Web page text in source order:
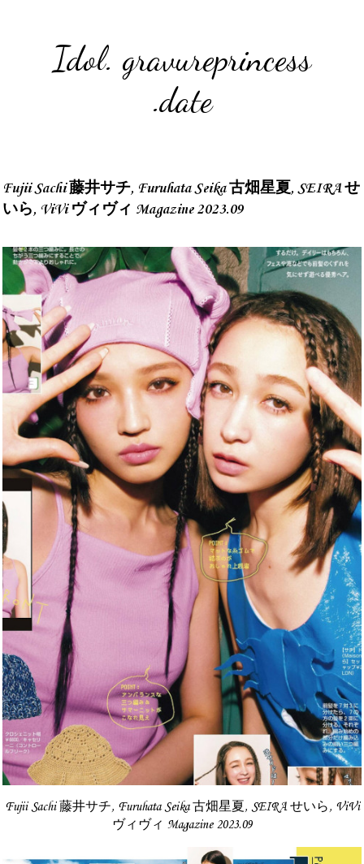
Idol. gravureprincess
.date
Fujii Sachi 藤井サチ, Furuhata Seika 古畑星夏, SEIRA せ
いら, ViVi ヴィヴィ Magazine 2023.09
Fujii Sachi 藤井サチ, Furuhata Seika 古畑星夏, SEIRA せいら, ViVi
ヴィヴィ Magazine 2023.09